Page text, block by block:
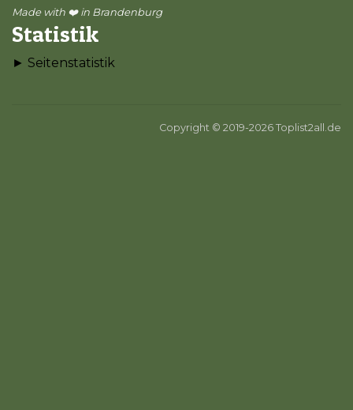
Made with ❤️ in Brandenburg
Statistik
► Seitenstatistik
Copyright © 2019-2026 Toplist2all.de